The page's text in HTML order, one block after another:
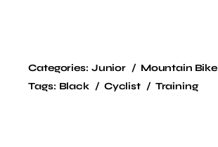
Categories: Junior
Mountain Bike
Tags: Black Cyclist Training